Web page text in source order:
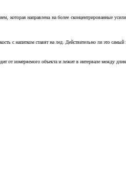
которая направлена на более сконцентрированные
с напитком ставят на лед. Действительно ли это
от измеряемого объекта и лежит в интервале между